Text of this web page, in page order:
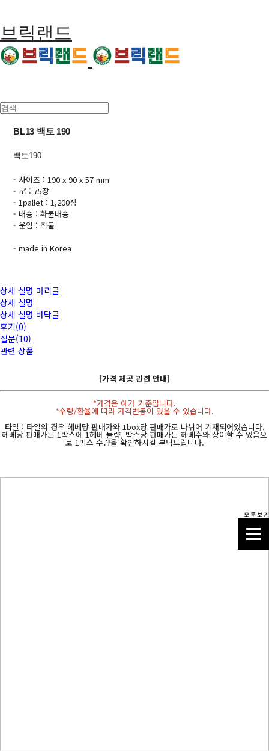
브릭랜드
BL13 백토 190
백토190
- 사이즈 : 190 x 90 x 57 mm
- ㎡ : 75장
- 1pallet : 1,200장
- 배송 : 화물배송
- 운임 : 착불
- made in Korea
상세 설명 머리글
상세 설명
상세 설명 바닥글
후기(0)
질문(10)
관련 상품
[가격 제공 관련 안내]
*가격은 예가 기준입니다.
*수량/환율에 따라 가격변동이 있을 수 있습니다.
타일 : 타일의 경우 헤베당 판매가와 1box당 판매가로 나뉘어 기재되어있습니다.
헤베당 판매가는 1박스에 1헤베 물량, 박스당 판매가는 헤베수와 상이할 수 있음으
로 1박스 수량을 확인하시길 부탁드립니다.
모 두 보 기